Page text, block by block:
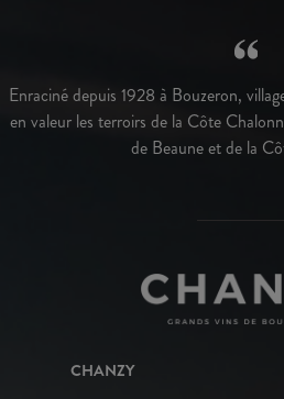
Enraciné depuis 1928 à Bouzeron,
en valeur les terroirs de la Côte
de Beaune et de la
CHANZY